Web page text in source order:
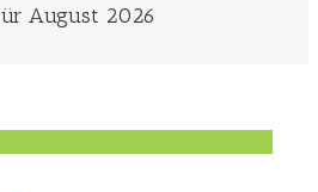
August 2026